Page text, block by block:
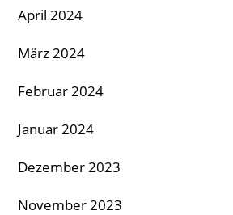
April 2024
März 2024
Februar 2024
Januar 2024
Dezember 2023
November 2023